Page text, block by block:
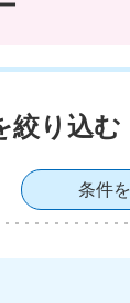
絞り込む
条件